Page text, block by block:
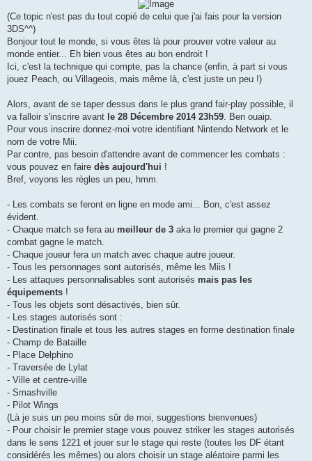
a
g
e
(Ce topic n'est pas du tout copié de celui que j'ai fais pour la version
3DS^^)
Bonjour tout le monde, si vous êtes là pour prouver votre valeur au
monde entier... Eh bien vous êtes au bon endroit !
Ici, c'est la technique qui compte, pas la chance (enfin, à part si vous
jouez Peach, ou Villageois, mais même là, c'est juste un peu !)
Alors, avant de se taper dessus dans le plus grand fair-play possible, il
va falloir s'inscrire avant le 28 Décembre 2014 23h59 . Ben ouaip.
Pour vous inscrire donnez-moi votre identifiant Nintendo Network et le
nom de votre Mii.
Par contre, pas besoin d'attendre avant de commencer les combats :
vous pouvez en faire dès aujourd'hui !
Bref, voyons les règles un peu, hmm.
- Les combats se feront en ligne en mode ami... Bon, c'est assez
évident.
- Chaque match se fera au meilleur de 3 aka le premier qui gagne 2
combat gagne le match.
- Chaque joueur fera un match avec chaque autre joueur.
- Tous les personnages sont autorisés, même les Miis !
- Les attaques personnalisables sont autorisés mais pas les
équipements !
- Tous les objets sont désactivés, bien sûr.
- Les stages autorisés sont :
- Destination finale et tous les autres stages en forme destination finale
- Champ de Bataille
- Place Delphino
- Traversée de Lylat
- Ville et centre-ville
- Smashville
- Pilot Wings
(Là je suis un peu moins sûr de moi, suggestions bienvenues)
- Pour choisir le premier stage vous pouvez striker les stages autorisés
dans le sens 1221 et jouer sur le stage qui reste (toutes les DF étant
considérés les mêmes) ou alors choisir un stage aléatoire parmi les